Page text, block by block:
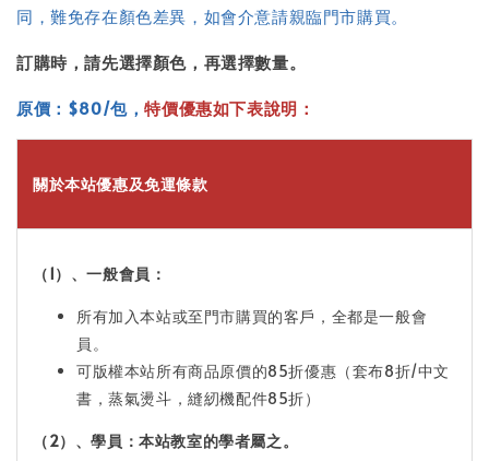
同，難免存在顏色差異，如會介意請親臨門市購買。
訂購時，請先選擇顏色，再選擇數量。
原價：$80/包，特價優惠如下表說明：
關於本站優惠及免運條款
（1）、一般會員：
所有加入本站或至門市購買的客戶，全都是一般會
員。
可版權本站所有商品原價的85折優惠（套布8折/中文
書，蒸氣燙斗，縫紉機配件85折）
（2）、學員：本站教室的學者屬之。